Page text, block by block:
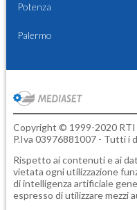
Potenza
Palermo
Copyright © 1999-2020 RTI
P.Iva 03976881007 - Tutti i
Rispetto ai contenuti e ai
vietata ogni utilizzazione
di intelligenza artificiale
espresso di utilizzare mezzi